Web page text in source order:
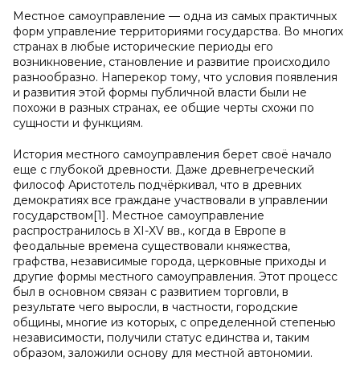
Местное самоуправление — одна из самых практичных
форм управление территориями государства. Во многих
странах в любые исторические периоды его
возникновение, становление и развитие происходило
разнообразно. Наперекор тому, что условия появления
и развития этой формы публичной власти были не
похожи в разных странах, ее общие черты схожи по
сущности и функциям.
История местного самоуправления берет своё начало
еще с глубокой древности. Даже древнегреческий
философ Аристотель подчёркивал, что в древних
демократиях все граждане участвовали в управлении
государством[1]. Местное самоуправление
распространилось в XI-XV вв., когда в Европе в
феодальные времена существовали княжества,
графства, независимые города, церковные приходы и
другие формы местного самоуправления. Этот процесс
был в основном связан с развитием торговли, в
результате чего выросли, в частности, городские
общины, многие из которых, с определенной степенью
независимости, получили статус единства и, таким
образом, заложили основу для местной автономии.